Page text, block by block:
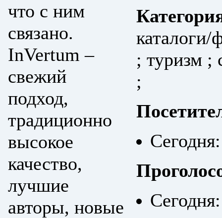
что с ним
связано.
InVertum –
свежий
подход,
традиционно
высокое
качество,
лучшие
авторы, новые
; туризм ;
;